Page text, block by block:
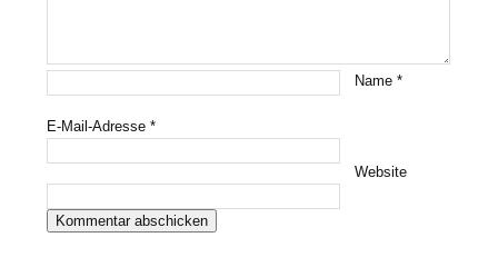
Name*
E-Mail-Adresse*
Website